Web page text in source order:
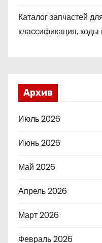
Каталог запчастей
классификация, коды
Архив
Июль 2026
Июнь 2026
Май 2026
Апрель 2026
Март 2026
Февраль 2026